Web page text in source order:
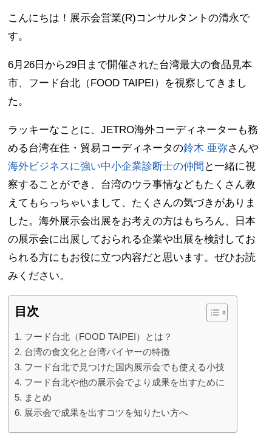
こんにちは！展示会営業(R)コンサルタントの清永で
す。
6月26日から29日まで開催された台湾最大の食品見本
市、フード台北（FOOD TAIPEI）を視察してきまし
た。
ラッキーなことに、JETRO海外コーディネーターも務
める台湾在住・貿易コーディネータの鈴木 亜弥さんや
海外ビジネスに強い中小企業診断士の仲間 と一緒に視
察することができ、台湾のウラ事情などもたくさん教
えてもらっちゃいまして、たくさんの気づきがありま
した。海外展示会出展をお考えの方はもちろん、日本
の展示会に出展しておられる企業や出展を検討してお
られる方にもお役に立つ内容だと思います。ぜひお読
みください。
目次
フード台北（FOOD TAIPEI）とは？
台湾の食文化と台湾バイヤーの特徴
フード台北で見つけた国内展示会でも使える小技
フード台北や他の展示会でより成果を出すために
まとめ
展示会で成果を出すコツを知りたい方へ